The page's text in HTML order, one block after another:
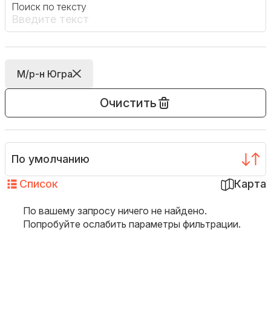
Поиск по тексту
М/р-н Югра
Очистить
По умолчанию
Список
Карта
По вашему запросу ничего не найдено.
Попробуйте ослабить параметры фильтрации.